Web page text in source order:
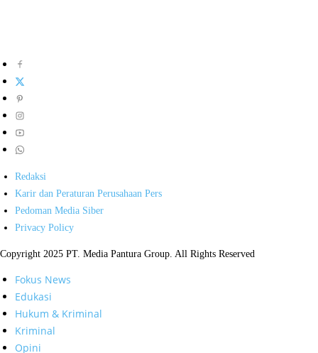
Redaksi
Karir dan Peraturan Perusahaan Pers
Pedoman Media Siber
Privacy Policy
Copyright 2025 PT. Media Pantura Group. All Rights Reserved
Fokus News
Edukasi
Hukum & Kriminal
Kriminal
Opini